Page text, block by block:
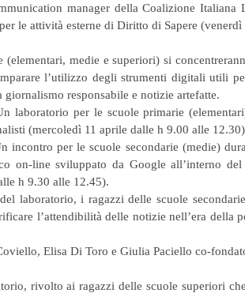
manager della Coalizione
le attività esterne di Diritto di Sapere
medie e superiori) si
l’utilizzo degli strumenti digitali utili
giornalismo responsabile e notizie artefatte.
laboratorio per le scuole primarie
(mercoledì 11 aprile dalle h 9.00 alle
incontro per le scuole secondarie (medie)
on-line sviluppato da Google all’interno
h 9.30 alle 12.45).
laboratorio, i ragazzi delle scuole
l’attendibilità delle notizie nell’era della
Elisa Di Toro e Giulia Paciello co-
rivolto ai ragazzi delle scuole superiori